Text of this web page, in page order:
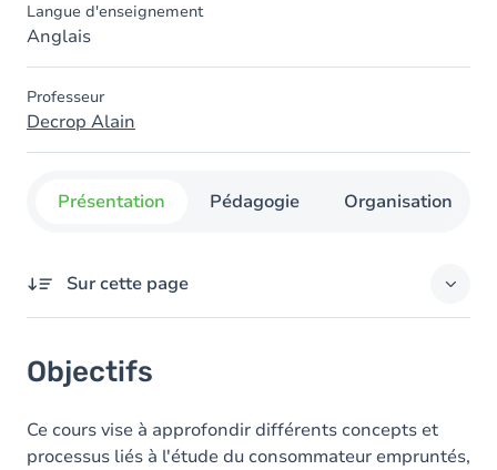
Langue d'enseignement
Anglais
Professeur
Decrop Alain
Présentation Pédagogie Organisation
Sur cette page
Objectifs
Ce cours vise à approfondir différents concepts et
processus liés à l'étude du consommateur empruntés,